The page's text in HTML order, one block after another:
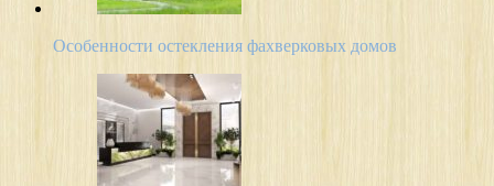
Особенности остекления фахверковых домов